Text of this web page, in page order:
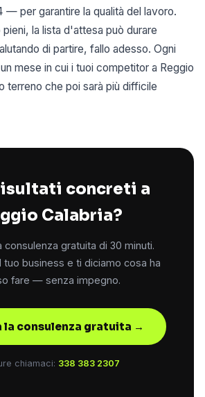
per garantire la qualità del lavoro.
la lista d'attesa può durare
di partire, fallo adesso. Ogni
mese in cui i tuoi competitor a Reggio
terreno che poi sarà più difficile
concreti a
Calabria?
consulenza gratuita di 30 minuti.
tuo business e ti diciamo cosa ha
fare — senza impegno.
la consulenza gratuita →
chiamaci: 338 383 2307